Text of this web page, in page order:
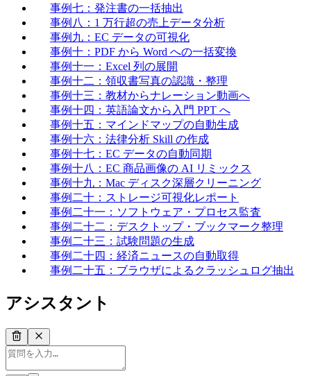
事例七：発注書の一括抽出
事例八：1 万行超の売上データ分析
事例九：EC データの可視化
事例十：PDF から Word への一括変換
事例十一：Excel 列の展開
事例十二：領収書写真の認識・整理
事例十三：教材からナレーション動画へ
事例十四：英語論文から入門 PPT へ
事例十五：マインドマップの自動生成
事例十六：法律分析 Skill の作成
事例十七：EC データの自動同期
事例十八：EC 商品画像の AI リミックス
事例十九：Mac ディスク深層クリーニング
事例二十：ストレージ可視化レポート
事例二十一：ソフトウェア・プロセス監査
事例二十二：デスクトップ・ブックマーク整理
事例二十三：試験問題の生成
事例二十四：経済ニュースの自動取得
事例二十五：ブラウザによるクラッシュログ抽出
アシスタント